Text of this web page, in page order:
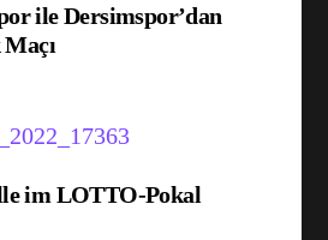
ile Dersimspor’dan
im LOTTO-Pokal